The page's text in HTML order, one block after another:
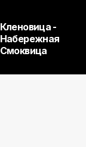
Кленовица -
Набережная
Смоквица